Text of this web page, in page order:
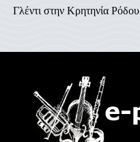
Γλέντι στην Κρητηνία Ρόδου